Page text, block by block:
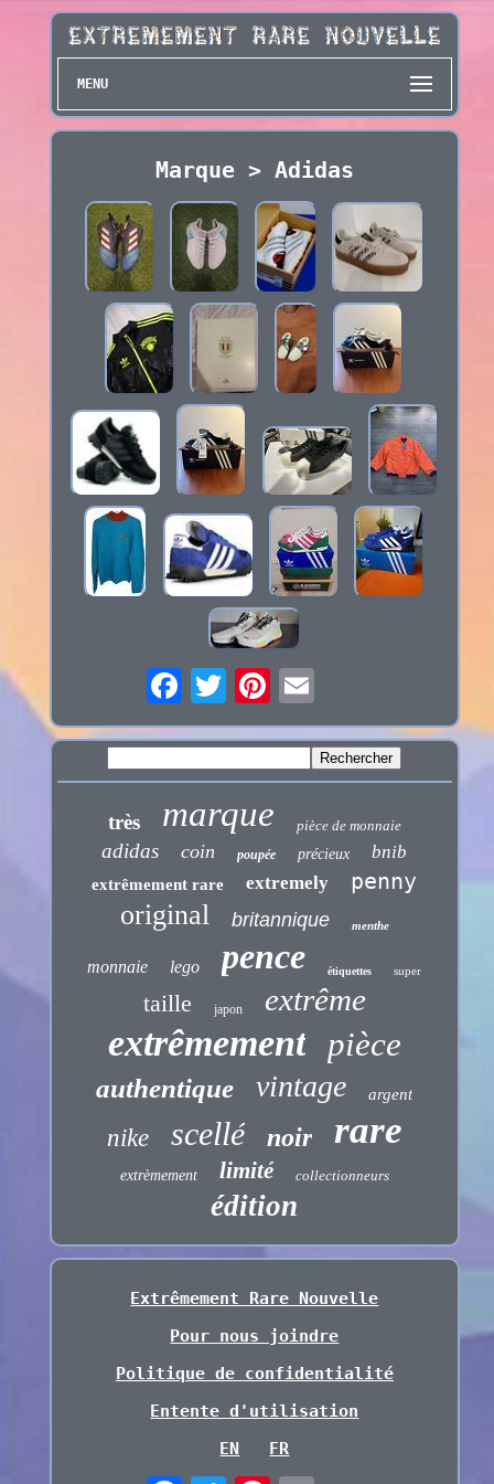
MENU
Marque > Adidas
très marque pièce de monnaie
adidas coin poupée précieux bnib
extrêmement rare extremely penny
original britannique menthe
monnaie lego pence étiquettes super
taille japon extrême
extrêmement pièce
authentique vintage argent
nike scellé noir rare
extrèmement limité collectionneurs
édition
Extrêmement Rare Nouvelle
Pour nous joindre
Politique de confidentialité
Entente d'utilisation
EN
FR